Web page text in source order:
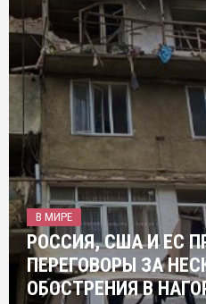
В МИРЕ
РОССИЯ, США И ЕС
ПЕРЕГОВОРЫ ЗА
ОБОСТРЕНИЯ В